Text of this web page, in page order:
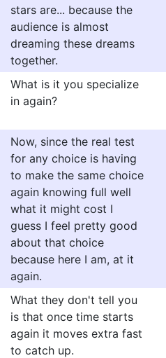
stars are... because the
audience is almost
dreaming these dreams
together.
What is it you specialize
in again?
Now, since the real test
for any choice is having
to make the same choice
again knowing full well
what it might cost I
guess I feel pretty good
about that choice
because here I am, at it
again.
What they don't tell you
is that once time starts
again it moves extra fast
to catch up.